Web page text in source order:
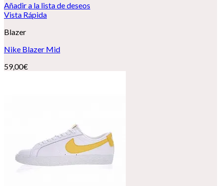
Añadir a la lista de deseos
Vista Rápida
Blazer
Nike Blazer Mid
59,00€